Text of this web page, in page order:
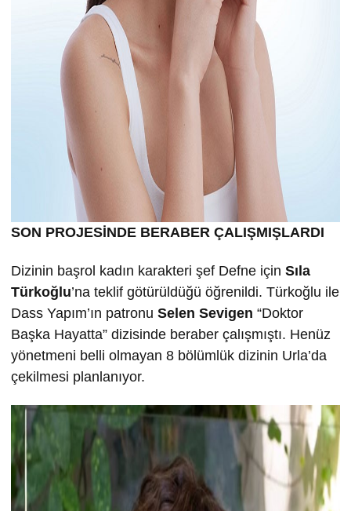
SON PROJESİNDE BERABER ÇALIŞMIŞLARDI
Dizinin başrol kadın karakteri şef Defne için Sıla
Türkoğlu’na teklif götürüldüğü öğrenildi. Türkoğlu ile
Dass Yapım’ın patronu Selen Sevigen “Doktor
Başka Hayatta” dizisinde beraber çalışmıştı. Henüz
yönetmeni belli olmayan 8 bölümlük dizinin Urla’da
çekilmesi planlanıyor.